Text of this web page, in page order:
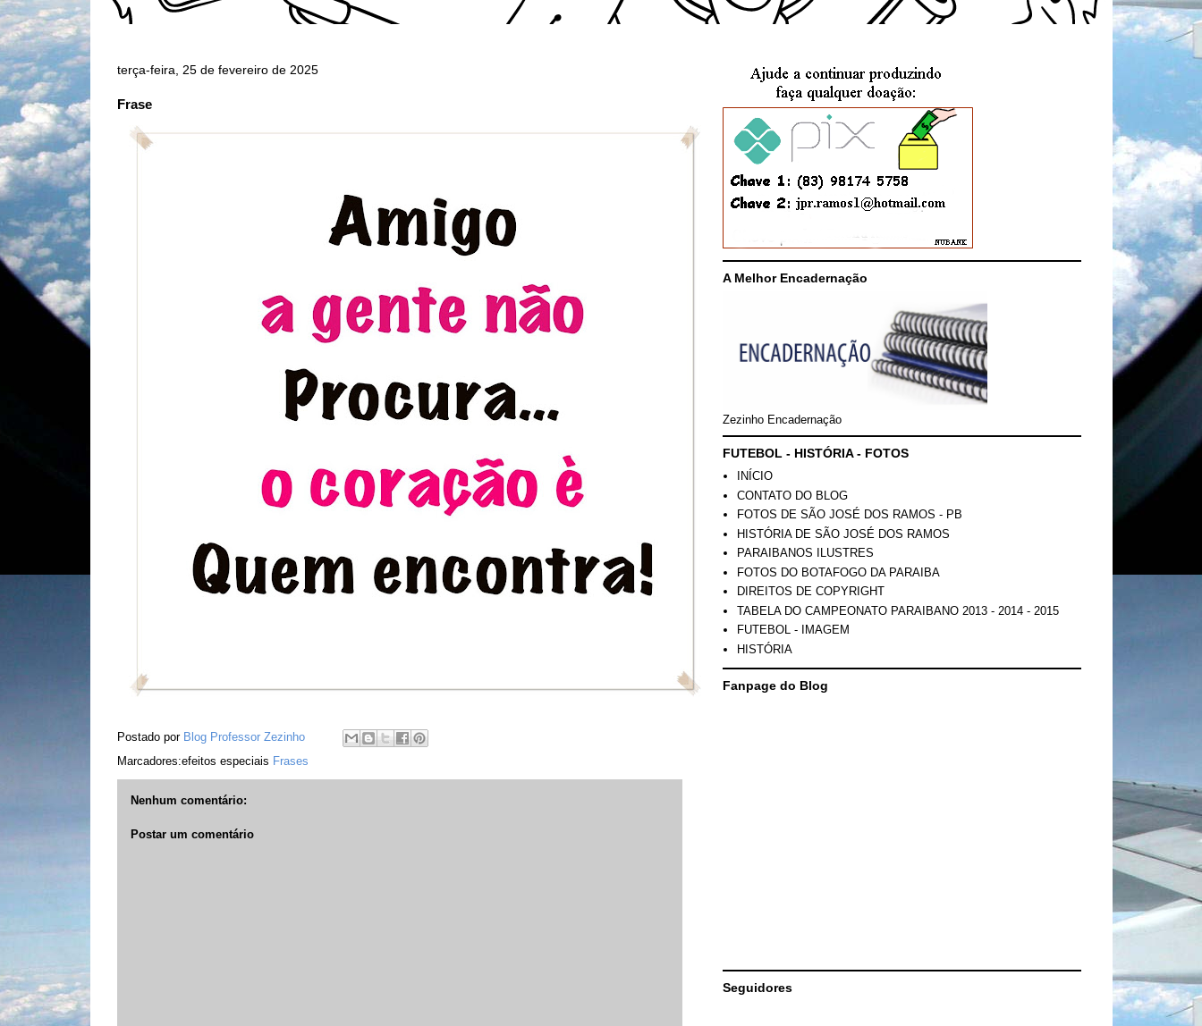
terça-feira, 25 de fevereiro de 2025
Frase
Postado por Blog Professor Zezinho
Marcadores:efeitos especiais Frases
Nenhum comentário:
Postar um comentário
A Melhor Encadernação
Zezinho Encadernação
FUTEBOL - HISTÓRIA - FOTOS
INÍCIO
CONTATO DO BLOG
FOTOS DE SÃO JOSÉ DOS RAMOS - PB
HISTÓRIA DE SÃO JOSÉ DOS RAMOS
PARAIBANOS ILUSTRES
FOTOS DO BOTAFOGO DA PARAIBA
DIREITOS DE COPYRIGHT
TABELA DO CAMPEONATO PARAIBANO 2013 - 2014 - 2015
FUTEBOL - IMAGEM
HISTÓRIA
Fanpage do Blog
Seguidores